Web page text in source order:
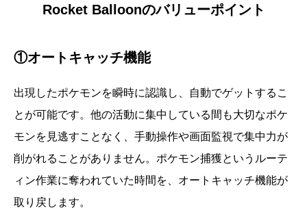
Rocket Balloonのバリューポイント
①オートキャッチ機能
出現したポケモンを瞬時に認識し、自動でゲットするこ
とが可能です。他の活動に集中している間も大切なポケ
モンを見逃すことなく、手動操作や画面監視で集中力が
削がれることがありません。ポケモン捕獲というルーテ
ィン作業に奪われていた時間を、オートキャッチ機能が
取り戻します。